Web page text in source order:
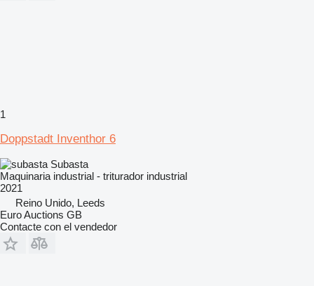
1
Doppstadt Inventhor 6
Subasta
Maquinaria industrial - triturador industrial
2021
Reino Unido, Leeds
Euro Auctions GB
Contacte con el vendedor